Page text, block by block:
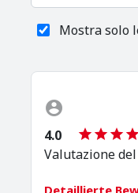
Mostra solo
4.0
Valutazione del
Detaillierte